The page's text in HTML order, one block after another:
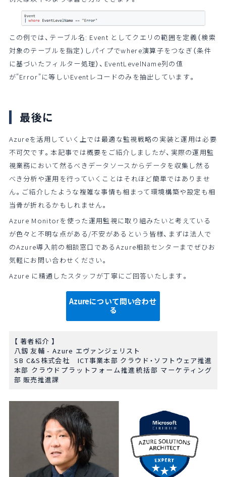
この例では、テーブル名: Event としてクエリの範囲を定義（検索
対象のテーブルを指定）しパイプでwhere演算子をつなぎ（条件
に基づいたフィルター処理）、EventLevelName列の値
が"Error"に等しいEventレコードのみを抽出しています。
最後に
Azureを活用していく上では最適な監視戦略の実装と運用は必要
不可欠です。本記事では概要をご紹介しましたが、実際の運用監
視業務において然るべきデータソースからデータを収集し然る
べき分析や運用を行っていくことはそれほど簡単ではありませ
ん。ご紹介したような複雑な事情も相まって環境構築や設定も相
当骨が折れるかもしれません。
Azure Monitorを使った運用監視に取り組みたいと考えている
が色々と不明な点がある/不安があるという皆様、まずは法人で
のAzure導入前の相談窓口であるAzure相談センターまでぜひお
気軽にお問い合わせください。
Azure に精通したスタッフが丁寧にご回答いたします。
Azureについて問い合わせ
る
【 著者紹介 】
八釼 友輔 - Azure エヴァンジェリスト
SB C&S 株式会社 ICT事業本部 クラウド・ソフトウェア推進
本部 クラウドプラットフォーム推進統括部 マーケティング
部 販売推進課